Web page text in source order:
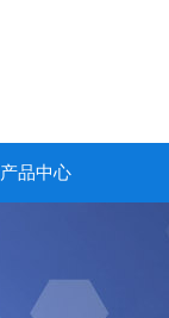
产品中心